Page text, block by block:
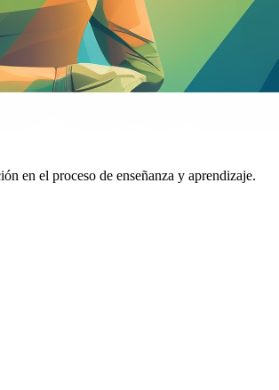
en el proceso de enseñanza y aprendizaje.